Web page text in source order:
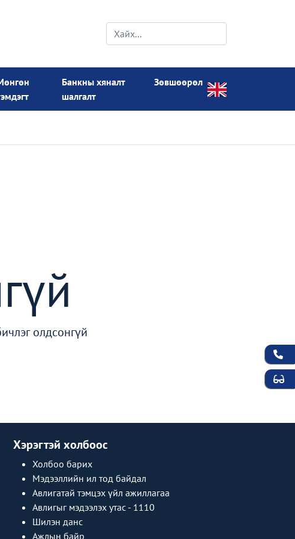
Банкны хяналт
шалгалт
Зөвшөөрөл
олдсонгүй
Хэрэгтэй холбоос
Холбоо барих
Мэдээллийн ил тод байдал
Авлигатай тэмцэх үйл ажиллагаа
Авлигыг мэдээлэх утас - 1110
Шилэн данс
Ажлын байр